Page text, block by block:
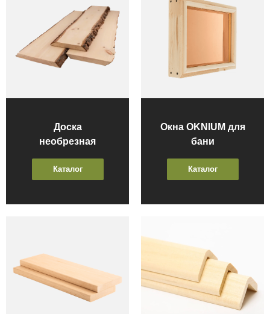
Доска
необрезная
Каталог
Окна OKNIUM для
бани
Каталог